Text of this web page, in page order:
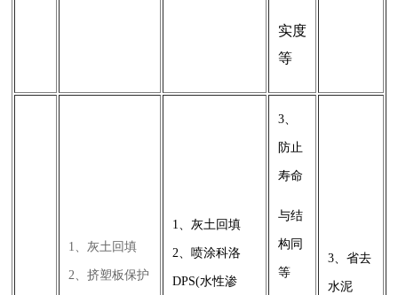
实度
等
1、灰土回填
2、挤塑板保护
1、灰土回填
2、喷涂科洛
DPS(水性渗
3、
防止
寿命
与结
构同
等
3、省去
水泥